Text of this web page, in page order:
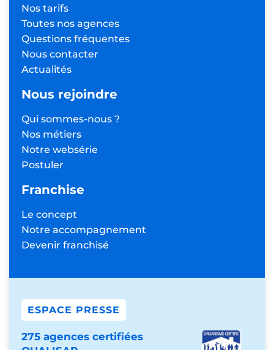
Nos tarifs
Toutes nos agences
Questions fréquentes
Nous contacter
Actualités
Nous rejoindre
Qui sommes-nous ?
Nos métiers
Notre websérie
Postuler
Franchise
Le concept
Notre accompagnement
Devenir franchisé
ESPACE PRESSE
275 agences certifiées